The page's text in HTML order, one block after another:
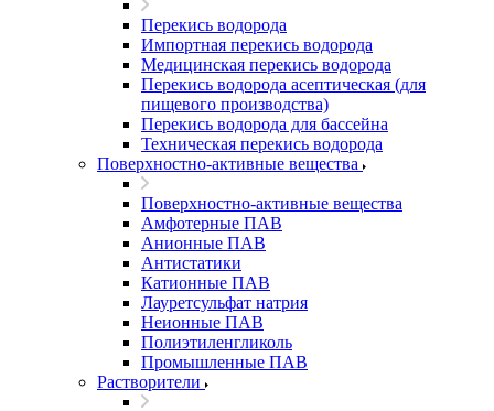
Перекись водорода
Импортная перекись водорода
Медицинская перекись водорода
Перекись водорода асептическая (для
пищевого производства)
Перекись водорода для бассейна
Техническая перекись водорода
Поверхностно-активные вещества
Поверхностно-активные вещества
Амфотерные ПАВ
Анионные ПАВ
Антистатики
Катионные ПАВ
Лауретсульфат натрия
Неионные ПАВ
Полиэтиленгликоль
Промышленные ПАВ
Растворители